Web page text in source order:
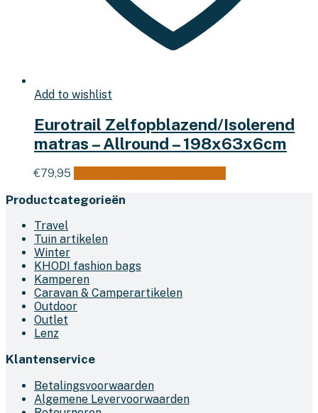
Add to wishlist
Eurotrail Zelfopblazend/Isolerend
matras – Allround – 198x63x6cm
€79,95
Productcategorieën
Travel
Tuin artikelen
Winter
KHODI fashion bags
Kamperen
Caravan & Camperartikelen
Outdoor
Outlet
Lenz
Klantenservice
Betalingsvoorwaarden
Algemene Levervoorwaarden